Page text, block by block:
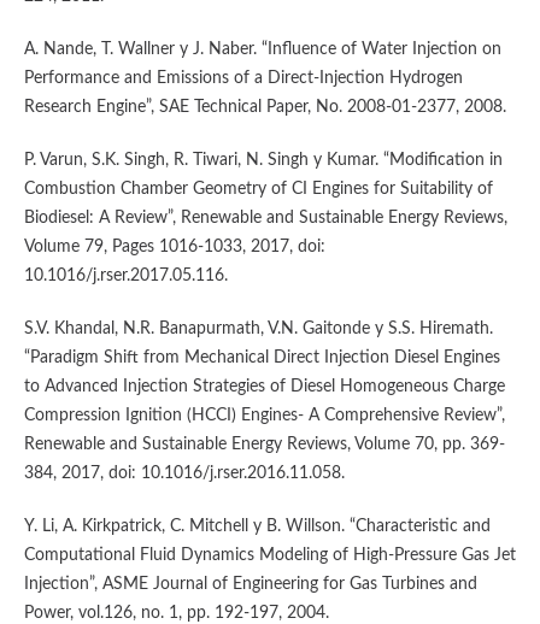
A. Nande, T. Wallner y J. Naber. “Influence of Water Injection on
Performance and Emissions of a Direct-Injection Hydrogen
Research Engine”, SAE Technical Paper, No. 2008-01-2377, 2008.
P. Varun, S.K. Singh, R. Tiwari, N. Singh y Kumar. “Modification in
Combustion Chamber Geometry of CI Engines for Suitability of
Biodiesel: A Review”, Renewable and Sustainable Energy Reviews,
Volume 79, Pages 1016-1033, 2017, doi:
10.1016/j.rser.2017.05.116.
S.V. Khandal, N.R. Banapurmath, V.N. Gaitonde y S.S. Hiremath.
“Paradigm Shift from Mechanical Direct Injection Diesel Engines
to Advanced Injection Strategies of Diesel Homogeneous Charge
Compression Ignition (HCCI) Engines- A Comprehensive Review”,
Renewable and Sustainable Energy Reviews, Volume 70, pp. 369-
384, 2017, doi: 10.1016/j.rser.2016.11.058.
Y. Li, A. Kirkpatrick, C. Mitchell y B. Willson. “Characteristic and
Computational Fluid Dynamics Modeling of High-Pressure Gas Jet
Injection”, ASME Journal of Engineering for Gas Turbines and
Power, vol.126, no. 1, pp. 192-197, 2004.